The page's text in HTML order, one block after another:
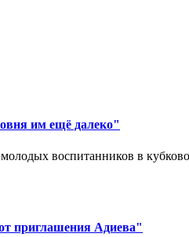
им ещё далеко"
воспитанников в
приглашения Адиева"